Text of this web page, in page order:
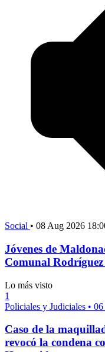
Social • 08 Aug 2026
Jóvenes de
Comunal
Lo más visto
1
Policiales y Judiciales •
Caso de la
revocó la condena